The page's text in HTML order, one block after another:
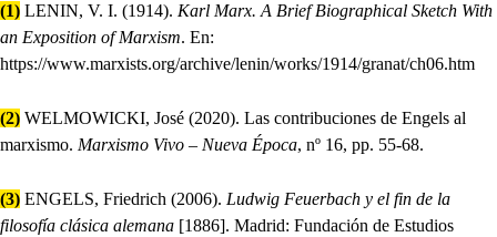
(1) LENIN, V. I. (1914). Karl Marx. A Brief Biographical Sketch With
an Exposition of Marxism. En:
https://www.marxists.org/archive/lenin/works/1914/granat/ch06.htm
(2) WELMOWICKI, José (2020). Las contribuciones de Engels al
marxismo. Marxismo Vivo – Nueva Época, nº 16, pp. 55-68.
(3) ENGELS, Friedrich (2006). Ludwig Feuerbach y el fin de la
filosofía clásica alemana [1886]. Madrid: Fundación de Estudios